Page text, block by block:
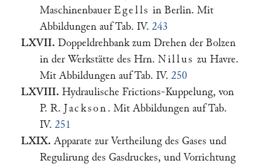
Maschinenbauer Egells in Berlin. Mit
Abbildungen auf Tab. IV. 243
LXVII. Doppeldrehbank zum Drehen der Bolzen
in der Werkstätte des Hrn. Nillus zu Havre.
Mit Abbildungen auf Tab. IV. 250
LXVIII. Hydraulische Frictions-Kuppelung, von
P. R. Jackson . Mit Abbildungen auf Tab.
IV. 251
LXIX. Apparate zur Vertheilung des Gases und
Regulirung des Gasdruckes, und Vorrichtung